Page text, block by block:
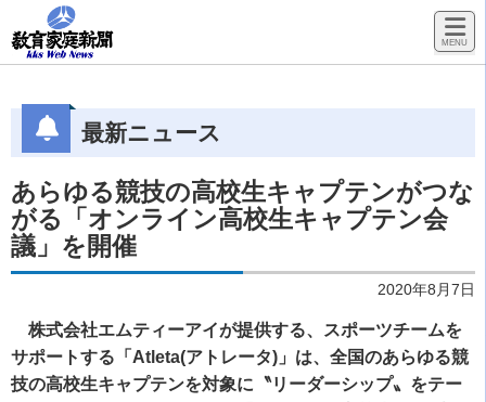
最新ニュース
あらゆる競技の高校生キャプテンがつな
がる「オンライン高校生キャプテン会
議」を開催
2020年8月7日
株式会社エムティーアイが提供する、スポーツチームを
サポートする「Atleta(アトレータ)」は、全国のあらゆる競
技の高校生キャプテンを対象に〝リーダーシップ〟をテー